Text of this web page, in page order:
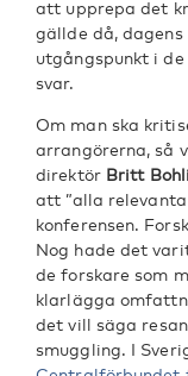
att upprepa det
gällde då,
utgångspunkt i
svar.
Om man ska
arrangörerna, så
direktör Britt
att ”alla
konferensen.
Nog hade det
de forskare som
klarlägga
det vill säga
smuggling. I